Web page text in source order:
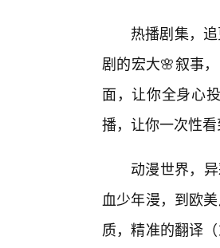
热播剧集，
剧的宏大🌸叙事
面，让你全身心
播，让你一次性
动漫世界，
血少年漫，到欧
质，精准的翻译